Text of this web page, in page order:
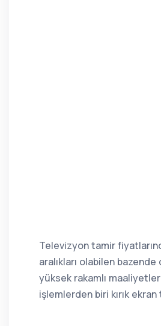
Televizyon tamir
aralıkları olabilen
yüksek rakamlı
işlemlerden biri kırık